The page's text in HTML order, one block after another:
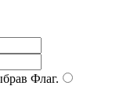
Флаг.